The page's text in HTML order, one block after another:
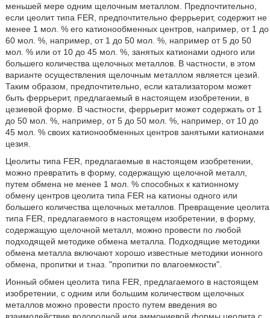
меньшей мере одним щелочным металлом. Предпочтительно,
если цеолит типа FER, предпочтительно феррьерит, содержит не
менее 1 мол. % его катионообменных центров, например, от 1 до
60 мол. %, например, от 1 до 50 мол. %, например от 5 до 50
мол. % или от 10 до 45 мол. %, занятых катионами одного или
большего количества щелочных металлов. В частности, в этом
варианте осуществления щелочным металлом является цезий.
Таким образом, предпочтительно, если катализатором может
быть феррьерит, предлагаемый в настоящем изобретении, в
цезиевой форме. В частности, феррьерит может содержать от 1
до 50 мол. %, например, от 5 до 50 мол. %, например, от 10 до
45 мол. % своих катионообменных центров занятыми катионами
цезия.
Цеолиты типа FER, предлагаемые в настоящем изобретении,
можно превратить в форму, содержащую щелочной металл,
путем обмена не менее 1 мол. % способных к катионному
обмену центров цеолита типа FER на катионы одного или
большего количества щелочных металлов. Превращение цеолита
типа FER, предлагаемого в настоящем изобретении, в форму,
содержащую щелочной металл, можно провести по любой
подходящей методике обмена металла. Подходящие методики
обмена металла включают хорошо известные методики ионного
обмена, пропитки и т.наз. "пропитки по влагоемкости".
Ионный обмен цеолита типа FER, предлагаемого в настоящем
изобретении, с одним или большим количеством щелочных
металлов можно провести просто путем введения во